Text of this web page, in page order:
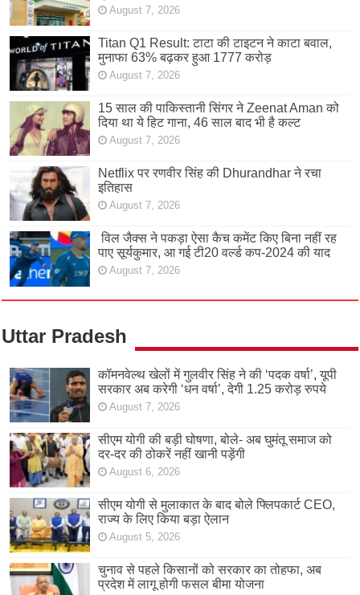
August 7, 2026
Titan Q1 Result: टाटा की टाइटन ने काटा बवाल,
मुनाफा 63% बढ़कर हुआ 1777 करोड़
August 7, 2026
15 साल की पाकिस्तानी सिंगर ने Zeenat Aman को
दिया था ये हिट गाना, 46 साल बाद भी है कल्ट
August 7, 2026
Netflix पर रणवीर सिंह की Dhurandhar ने रचा
इतिहास
August 7, 2026
विल जैक्स ने पकड़ा ऐसा कैच कमेंट किए बिना नहीं रह
पाए सूर्यकुमार, आ गई टी20 वर्ल्ड कप-2024 की याद
August 7, 2026
Uttar Pradesh
कॉमनवेल्थ खेलों में गुलवीर सिंह ने की ‘पदक वर्षा’, यूपी
सरकार अब करेगी ‘धन वर्षा’, देगी 1.25 करोड़ रुपये
August 7, 2026
सीएम योगी की बड़ी घोषणा, बोले- अब घुमंतू समाज को
दर-दर की ठोकरें नहीं खानी पड़ेंगी
August 6, 2026
सीएम योगी से मुलाकात के बाद बोले फ्लिपकार्ट CEO,
राज्य के लिए किया बड़ा ऐलान
August 5, 2026
चुनाव से पहले किसानों को सरकार का तोहफा, अब
प्रदेश में लागू होगी फसल बीमा योजना